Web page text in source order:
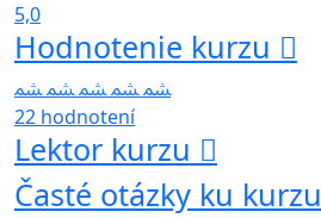
5,0
Hodnotenie kurzu
22 hodnotení
Lektor kurzu
Časté otázky ku kurzu